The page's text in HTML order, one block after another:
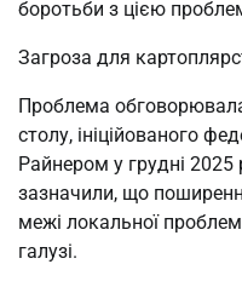
боротьби з цією
Загроза для
Проблема
столу, ініційованого
Райнером у грудні 2025
зазначили, що
межі локальної
галузі.